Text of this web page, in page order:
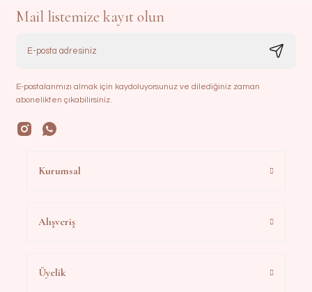
Mail listemize kayıt olun
E-postalarımızı almak için kaydoluyorsunuz ve dilediğiniz zaman
abonelikten çıkabilirsiniz.
Kurumsal
Alışveriş
Üyelik